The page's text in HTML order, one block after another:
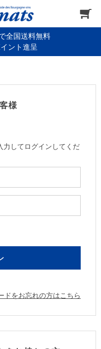
全国送料無料
ント進呈
様
力してログインしてくだ
ドをお忘れの方はこちら